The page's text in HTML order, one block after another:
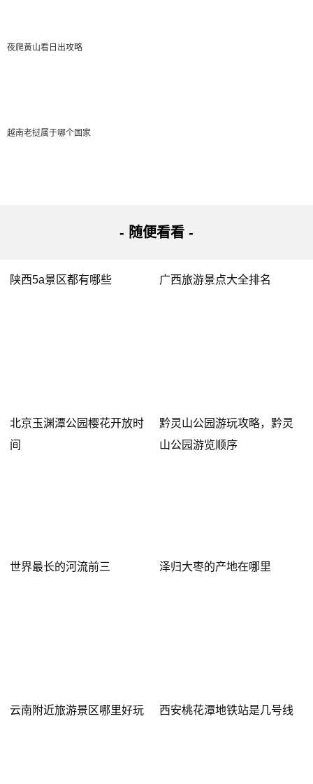
夜爬黄山看日出攻略
越南老挝属于哪个国家
- 随便看看 -
陕西5a景区都有哪些 广西旅游景点大全排名
北京玉渊潭公园樱花开放时
间
黔灵山公园游玩攻略，黔灵
山公园游览顺序
世界最长的河流前三 泽归大枣的产地在哪里
云南附近旅游景区哪里好玩 西安桃花潭地铁站是几号线